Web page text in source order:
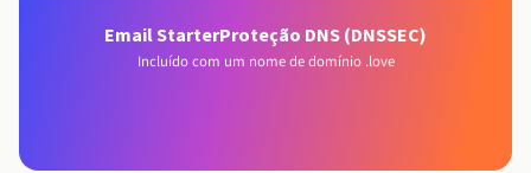
Email StarterProteção DNS (DNSSEC)
Incluído com um nome de domínio .love